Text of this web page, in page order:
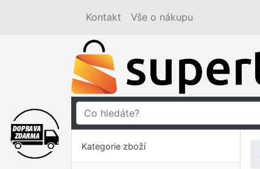
Kontakt Vše o nákupu
Kategorie zboží